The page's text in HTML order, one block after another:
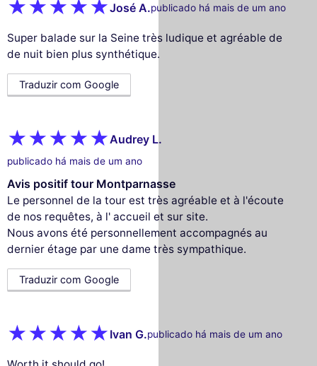
José A.publicado há mais de um ano
Super balade sur la Seine très ludique et agréable de
de nuit bien plus synthétique.
Traduzir com Google
Audrey L.
publicado há mais de um ano
Avis positif tour Montparnasse
Le personnel de la tour est très agréable et à l'écoute
de nos requêtes, à l' accueil et sur site.
Nous avons été personnellement accompagnés au
dernier étage par une dame très sympathique.
Traduzir com Google
Ivan G.publicado há mais de um ano